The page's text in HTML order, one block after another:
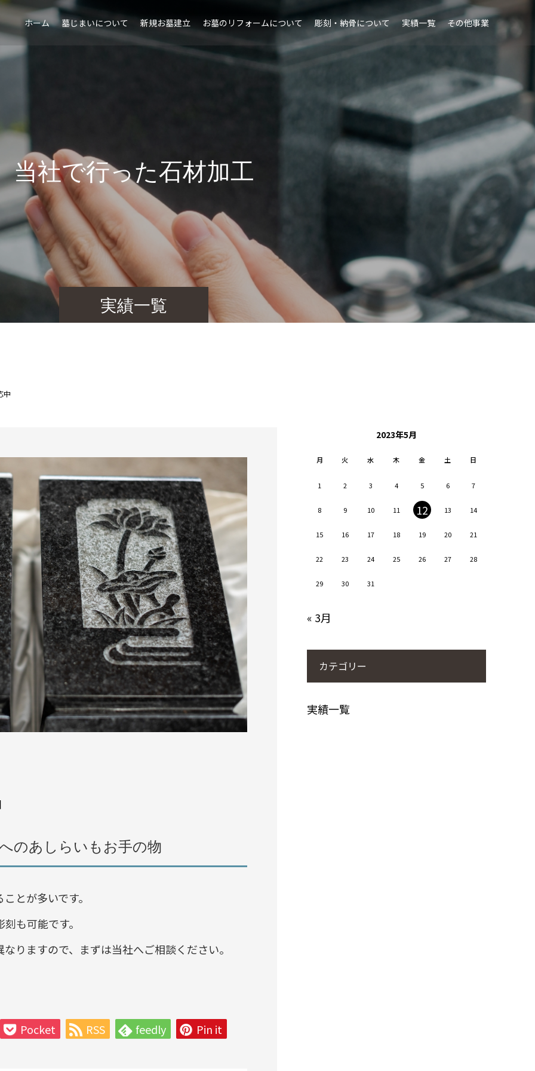
ホーム 墓じまいについて 新規お墓建立 お墓のリフォームについて 彫刻・納骨について 実績一覧 その他事業
実績一覧
当社で行った石材加工
中
のあしらいもお手の物
とが多いです。
も可能です。
りますので、まずは当社へご相談ください。
Pocket RSS feedly Pin it
2023年5月
月 火 水 木 金 土 日
1 2 3 4 5 6 7
8 9 10 11 12 13 14
15 16 17 18 19 20 21
22 23 24 25 26 27 28
29 30 31
« 3月
カテゴリー
実績一覧